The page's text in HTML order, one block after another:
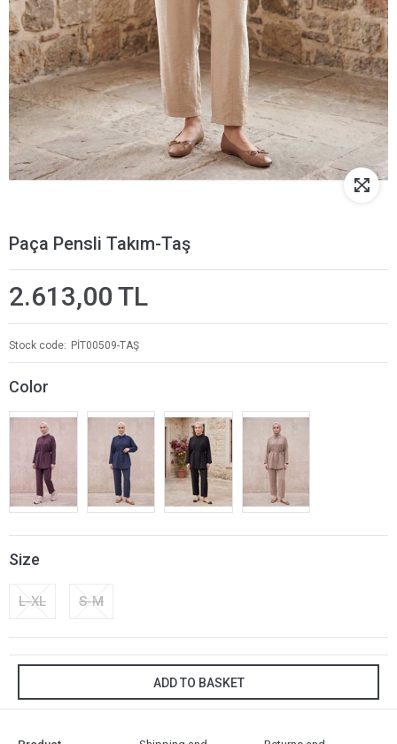
Paça Pensli Takım-Taş
2.613,00 TL
Stock code PİT00509-TAŞ
Color
Size
L-XL S-M
ADD TO BASKET